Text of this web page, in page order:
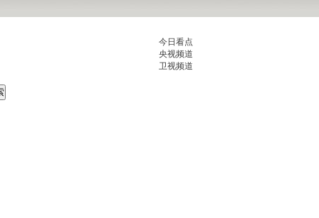
今日看点
央视频道
卫视频道